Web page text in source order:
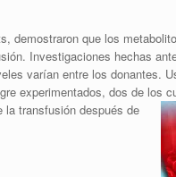
demostraron que los
Investigaciones hechas
varían entre los donantes.
experimentados, dos de los
la transfusión después de